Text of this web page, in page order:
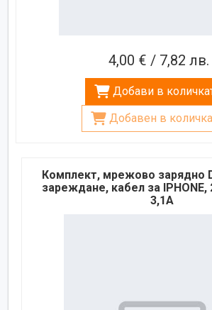
4,00 € / 7,82 лв.
Добави в
Добавен в
Комплект, мрежово зарядно
зареждане, кабел за IPHONE,
3,1A